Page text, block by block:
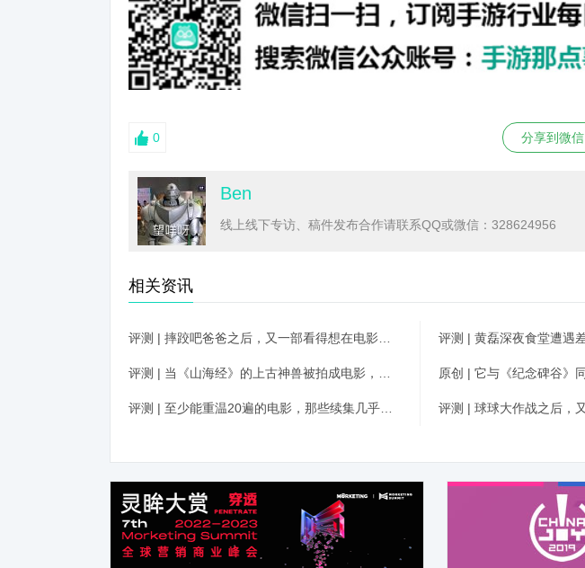
0 分享到微信
Ben
线上线下专访、稿件发布合作请联系QQ或微信：328624956
相关资讯